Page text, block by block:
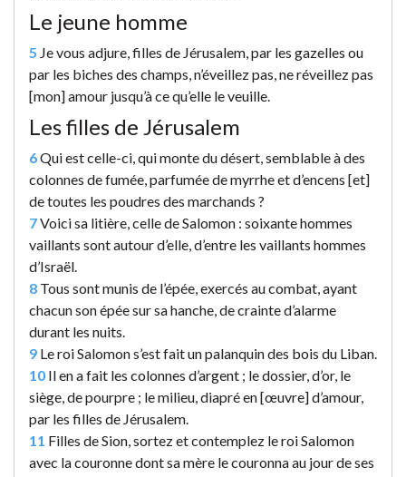
Le jeune homme
5 Je vous adjure, filles de Jérusalem, par les gazelles ou
par les biches des champs, n’éveillez pas, ne réveillez pas
[mon] amour jusqu’à ce qu’elle le veuille.
Les filles de Jérusalem
6Qui est celle-ci, qui monte du désert, semblable à des
colonnes de fumée, parfumée de myrrhe et d’encens [et]
de toutes les poudres des marchands ?
7Voici sa litière, celle de Salomon : soixante hommes
vaillants sont autour d’elle, d’entre les vaillants hommes
d’Israël.
8 Tous sont munis de l’épée, exercés au combat, ayant
chacun son épée sur sa hanche, de crainte d’alarme
durant les nuits.
9 Le roi Salomon s’est fait un palanquin des bois du Liban.
10 Il en a fait les colonnes d’argent ; le dossier, d’or, le
siège, de pourpre ; le milieu, diapré en [œuvre] d’amour,
par les filles de Jérusalem.
11 Filles de Sion, sortez et contemplez le roi Salomon
avec la couronne dont sa mère le couronna au jour de ses